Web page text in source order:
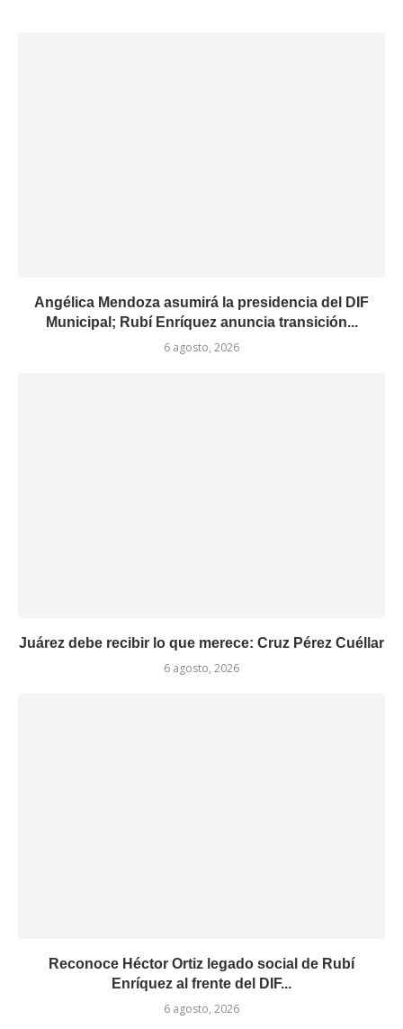
Angélica Mendoza asumirá la presidencia del DIF
Municipal; Rubí Enríquez anuncia transición...
6 agosto, 2026
Juárez debe recibir lo que merece: Cruz Pérez Cuéllar
6 agosto, 2026
Reconoce Héctor Ortiz legado social de Rubí
Enríquez al frente del DIF...
6 agosto, 2026